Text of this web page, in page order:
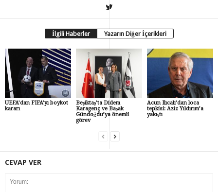
İlgili Haberler Yazarın Diğer İçerikleri
UEFA’dan FIFA’yı boykot
kararı
Beşiktaş’ta Didem
Karagenç ve Başak
Gündoğdu’ya önemli
görev
Acun Ilıcalı’dan loca
tepkisi: Aziz Yıldırım’a
yakıştı
CEVAP VER